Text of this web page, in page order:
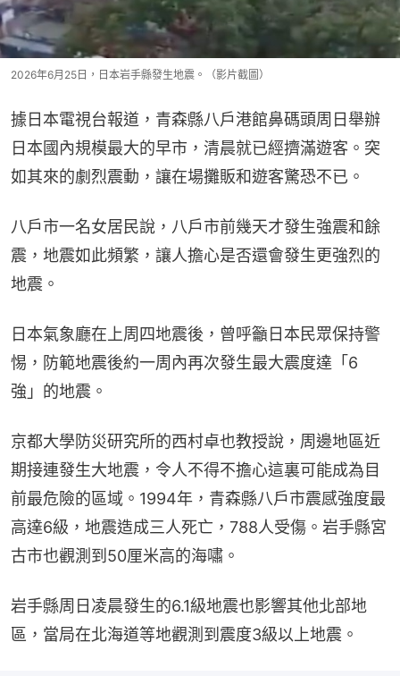
2026年6月25日，日本岩手縣發生地震。（影片截圖）
據日本電視台報道，青森縣八戶港館鼻碼頭周日舉辦
日本國內規模最大的早市，清晨就已經擠滿遊客。突
如其來的劇烈震動，讓在場攤販和遊客驚恐不已。
八戶市一名女居民說，八戶市前幾天才發生強震和餘
震，地震如此頻繁，讓人擔心是否還會發生更強烈的
地震。
日本氣象廳在上周四地震後，曾呼籲日本民眾保持警
惕，防範地震後約一周內再次發生最大震度達「6
強」的地震。
京都大學防災研究所的西村卓也教授說，周邊地區近
期接連發生大地震，令人不得不擔心這裏可能成為目
前最危險的區域。1994年，青森縣八戶市震感強度最
高達6級，地震造成三人死亡，788人受傷。岩手縣宮
古市也觀測到50厘米高的海嘯。
岩手縣周日凌晨發生的6.1級地震也影響其他北部地
區，當局在北海道等地觀測到震度3級以上地震。